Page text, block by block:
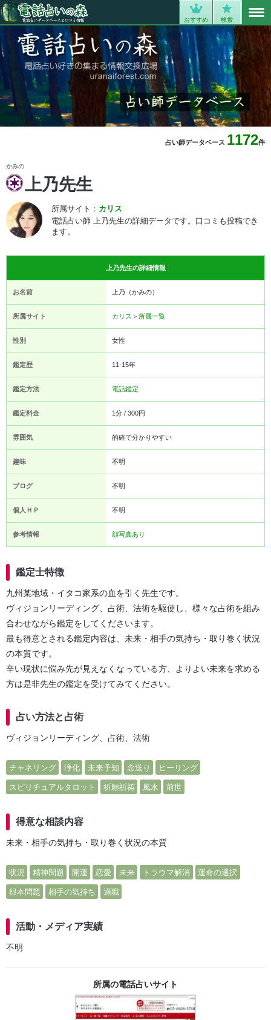
おすすめ 検索
占い師データベース 1172件
かみの
上乃先生
所属サイト： カリス
電話占い師 上乃先生の詳細データです。口コミも投稿でき
ます。
上乃先生の詳細情報
お名前 上乃（かみの）
所属サイト カリス ＞ 所属一覧
性別 女性
鑑定歴 11-15年
鑑定方法 電話鑑定
鑑定料金 1分 / 300円
雰囲気 的確で分かりやすい
趣味 不明
ブログ 不明
個人ＨＰ 不明
参考情報 顔写真あり
鑑定士特徴
九州某地域・イタコ家系の血を引く先生です。
ヴィジョンリーディング、占術、法術を駆使し、様々な占術を組み
合わせながら鑑定をしてくださいます。
最も得意とされる鑑定内容は、未来・相手の気持ち・取り巻く状況
の本質です。
辛い現状に悩み先が見えなくなっている方、よりよい未来を求める
方は是非先生の鑑定を受けてみてください。
占い方法と占術
ヴィジョンリーディング、占術、法術
チャネリング 浄化 未来予知 念送り ヒーリング
スピリチュアルタロット 祈願祈祷 風水 前世
得意な相談内容
未来・相手の気持ち・取り巻く状況の本質
状況 精神問題 開運 恋愛 未来 トラウマ解消 運命の選択
根本問題 相手の気持ち 適職
活動・メディア実績
不明
所属の電話占いサイト